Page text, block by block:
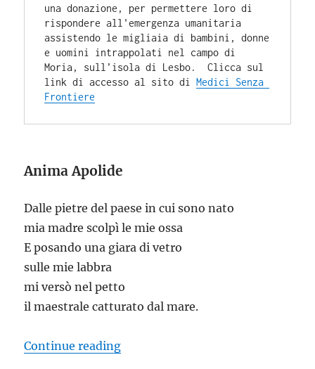
una donazione, per permettere loro di
rispondere all'emergenza umanitaria
assistendo le migliaia di bambini, donne
e uomini intrappolati nel campo di
Moria, sull’isola di Lesbo.  Clicca sul
link di accesso al sito di Medici Senza
Frontiere
Anima Apolide
Dalle pietre del paese in cui sono nato
mia madre scolpì le mie ossa
E posando una giara di vetro
sulle mie labbra
mi versò nel petto
il maestrale catturato dal mare.
Continue reading“Anima apolide”